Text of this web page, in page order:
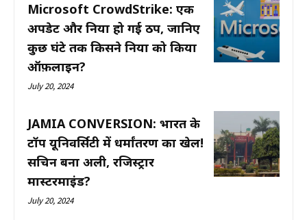
Microsoft CrowdStrike: एक
अपडेट और दुनिया हो गई ठप, जानिए
कुछ घंटे तक किसने दुनिया को किया
ऑफ़लाइन?
July 20, 2024
JAMIA CONVERSION: भारत के
टॉप यूनिवर्सिटी में धर्मांतरण का खेल!
सचिन बना अली, रजिस्ट्रार
मास्टरमाइंड?
July 20, 2024